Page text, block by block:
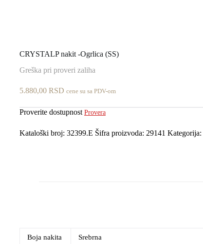
CRYSTALP nakit -Ogrlica (SS)
Greška pri proveri zaliha
5.880,00 RSD cene su sa PDV-om
Proverite dostupnost Provera
Kataloški broj: 32399.E Šifra proizvoda: 29141 Kategorija:
Boja nakita Srebrna